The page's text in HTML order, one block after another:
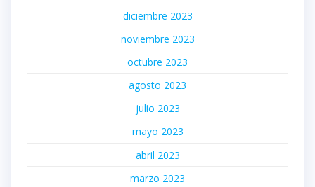
diciembre 2023
noviembre 2023
octubre 2023
agosto 2023
julio 2023
mayo 2023
abril 2023
marzo 2023